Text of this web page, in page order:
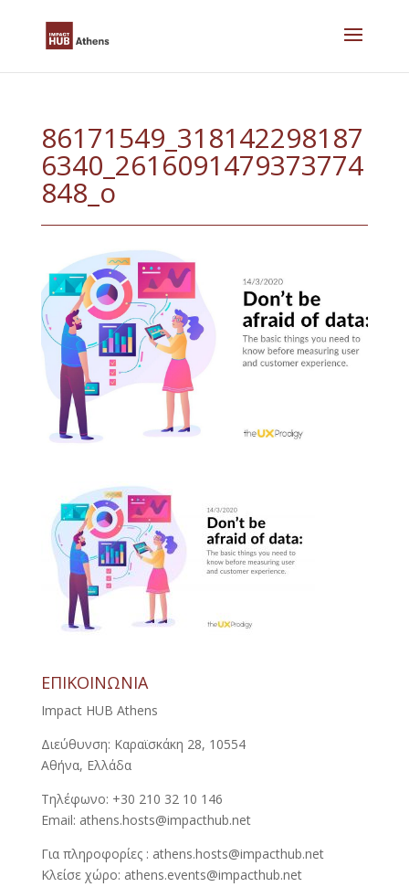
86171549_318142298187
6340_2616091479373774
848_o
ΕΠΙΚΟΙΝΩΝΙΑ
Impact HUB Athens
Διεύθυνση: Καραϊσκάκη 28, 10554
Αθήνα, Ελλάδα
Τηλέφωνο: +30 210 32 10 146
Email: athens.hosts@impacthub.net
Για πληροφορίες : athens.hosts@impacthub.net
Κλείσε χώρο: athens.events@impacthub.net